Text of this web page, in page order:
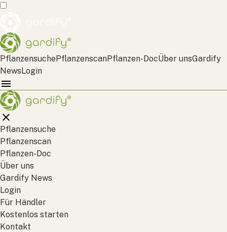
PflanzensuchePflanzenscanPflanzen-DocÜber unsGardify
NewsLogin
Pflanzensuche
Pflanzenscan
Pflanzen-Doc
Über uns
Gardify News
Login
Für Händler
Kostenlos starten
Kontakt